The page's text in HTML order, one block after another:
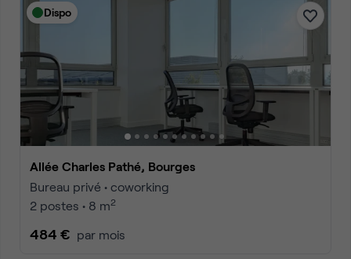
Dispo
Allée Charles Pathé, Bourges
Bureau privé • coworking
2 postes • 8 m2
484 € par mois